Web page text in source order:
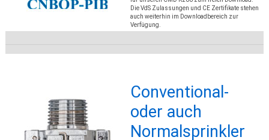
Die VdS Zulassungen und CE Zertifikate stehen
auch weiterhin im Downloadbereich zur
Verfügung.
Conventional-
oder auch
Normalsprinkler